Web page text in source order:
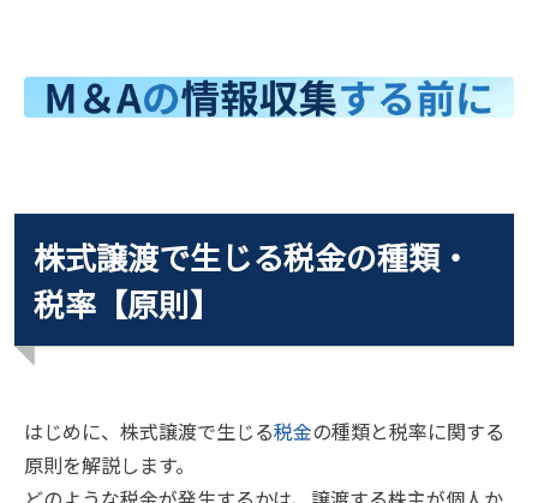
株式譲渡で生じる税金の種類・
税率【原則】
はじめに、株式譲渡で生じる税金の種類と税率に関する
原則を解説します。